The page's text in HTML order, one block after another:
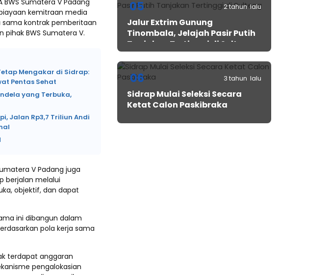
Sumatera V Padang
kemitraan media
sama kontrak pemberitaan
pihak BWS Sumatera V.
Mengakar di Sidrap:
Pentas Sehat
yang Terbuka,
Jalan Rp3,7 Triliun Andi
V Padang juga
berjalan melalui
objektif, dan dapat
ini dibangun dalam
pola kerja sama
terdapat anggaran
pengalokasian
05 2 tahun lalu
Jalur Extrim Gunung
Tinombala, Jelajah Pasir Putih
Tanjakan Tertinggi di Sulteng
06 3 tahun lalu
Sidrap Mulai Seleksi Secara
Ketat Calon Paskibraka